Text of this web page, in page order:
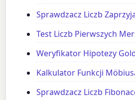
Sprawdzacz Liczb
Test Liczb Pierwszych
Weryfikator Hipotezy
Kalkulator Funkcji
Sprawdzacz Liczb